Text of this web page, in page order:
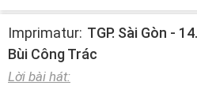
Imprimatur: TGP. Sài Gòn -
Bùi Công Trác
Lời bài hát: